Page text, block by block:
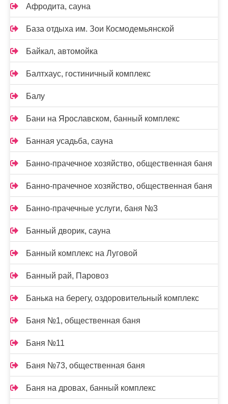
Афродита, сауна
База отдыха им. Зои Космодемьянской
Байкал, автомойка
Балтхаус, гостиничный комплекс
Балу
Бани на Ярославском, банный комплекс
Банная усадьба, сауна
Банно-прачечное хозяйство, общественная баня
Банно-прачечное хозяйство, общественная баня
Банно-прачечные услуги, баня №3
Банный дворик, сауна
Банный комплекс на Луговой
Банный рай, Паровоз
Банька на берегу, оздоровительный комплекс
Баня №1, общественная баня
Баня №11
Баня №73, общественная баня
Баня на дровах, банный комплекс